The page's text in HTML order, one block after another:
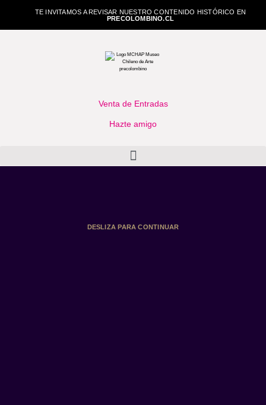
TE INVITAMOS A REVISAR NUESTRO CONTENIDO HISTÓRICO EN
PRECOLOMBINO.CL
Venta de Entradas
Hazte amigo
DESLIZA PARA CONTINUAR